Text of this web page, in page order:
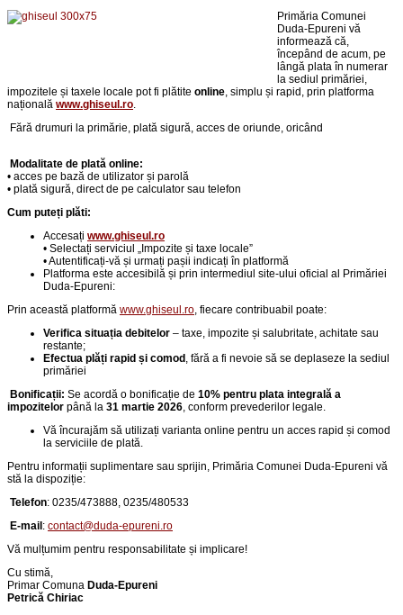
Primăria Comunei
Duda-Epureni vă
informează că,
începând de acum, pe
lângă plata în numerar
la sediul primăriei,
impozitele și taxele locale pot fi plătite online, simplu și rapid, prin platforma
națională www.ghiseul.ro.
Fără drumuri la primărie, p lată sigură, acces de oriunde, oricând
Modalitate de plată online:
• acces pe bază de utilizator și parolă
• plată sigură, direct de pe calculator sau telefon
Cum puteți plăti:
Accesați www.ghiseul.ro
• Selectați serviciul „Impozite și taxe locale”
• Autentificați-vă și urmați pașii indicați în platformă
Platforma este accesibilă și prin intermediul site-ului oficial al Primăriei
Duda-Epureni:
Prin această platformă www.ghiseul.ro, fiecare contribuabil poate:
Verifica situația debitelor – taxe, impozite și salubritate, achitate sau
restante;
Efectua plăți rapid și comod , fără a fi nevoie să se deplaseze la sediul
primăriei
Bonificații: Se acordă o bonificație de 10% pentru plata integrală a
impozitelor până la 31 martie 2026, conform prevederilor legale.
Vă încurajăm să utilizați varianta online pentru un acces rapid și comod
la serviciile de plată.
Pentru informații suplimentare sau sprijin, Primăria Comunei Duda-Epureni vă
stă la dispoziție:
Telefon: 0235/473888, 0235/480533
E-mail : contact@duda-epureni.ro
Vă mulțumim pentru responsabilitate și implicare!
Cu stimă,
Primar Comuna Duda-Epureni
Petrică Chiriac